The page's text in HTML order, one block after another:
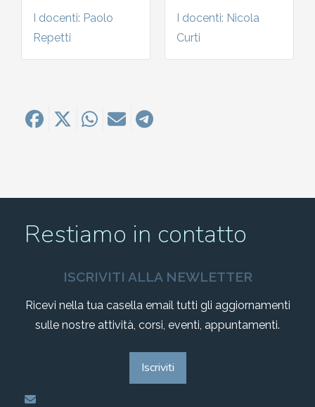
I docenti: Paolo
Repetti
I docenti: Nicola
Curti
Restiamo in contatto
ISCRIVITI ALLA NEWLETTER
Ricevi nella tua casella email tutti gli aggiornamenti
sulle nostre attività, corsi, eventi, appuntamenti.
Iscriviti